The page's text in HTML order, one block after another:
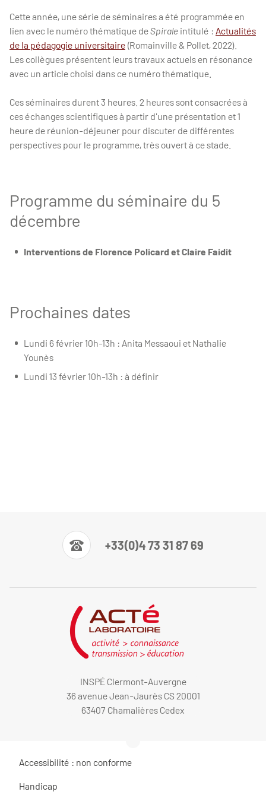
Cette année, une série de séminaires a été programmée en
lien avec le numéro thématique deSpirale intitulé : Actualités
de la pédagogie universitaire (Romainville & Pollet, 2022).
Les collègues présentent leurs travaux actuels en résonance
avec un article choisi dans ce numéro thématique.
Ces séminaires durent 3 heures. 2 heures sont consacrées à
ces échanges scientifiques à partir d'une présentation et 1
heure de réunion-déjeuner pour discuter de différentes
perspectives pour le programme, très ouvert à ce stade.
Programme du séminaire du 5
décembre
Interventions de Florence Policard et Claire Faidit
Prochaines dates
Lundi 6 février 10h-13h : Anita Messaoui et Nathalie
Younès
Lundi 13 février 10h-13h : à définir
+33(0)4 73 31 87 69
INSPÉ Clermont-Auvergne
36 avenue Jean-Jaurès CS 20001
63407 Chamalières Cedex
Accessibilité : non conforme
Handicap